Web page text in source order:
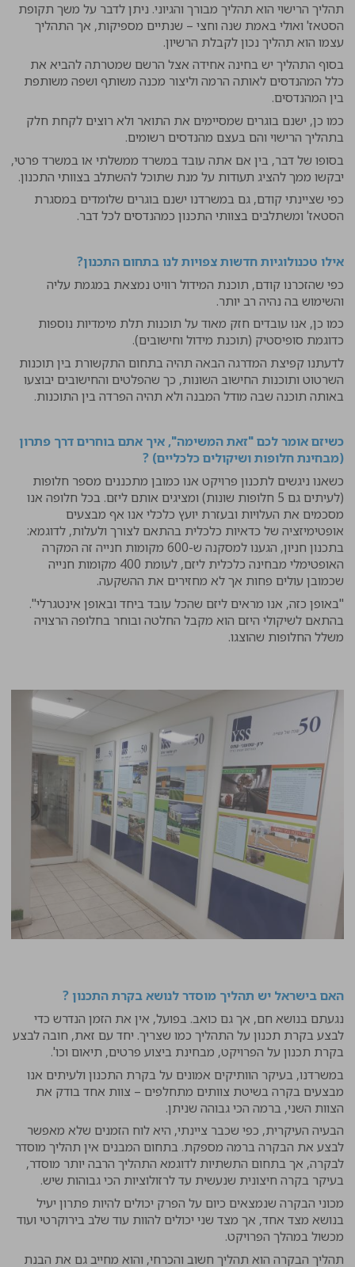
תהליך הרישוי הוא תהליך מבורך והגיוני. ניתן לדבר על משך תקופת
הסטאז' ואולי באמת שנה וחצי – שנתיים מספיקות, אך התהליך
עצמו הוא תהליך נכון לקבלת הרשיון.
בסוף התהליך יש בחינה אחידה אצל הרשם שמטרתה להביא את
כלל המהנדסים לאותה הרמה וליצור מכנה משותף ושפה משותפת
בין המהנדסים.
כמו כן, ישנם בוגרים שמסיימים את התואר ולא רוצים לקחת חלק
בתהליך הרישוי והם בעצם מהנדסים רשומים.
בסופו של דבר, בין אם אתה עובד במשרד ממשלתי או במשרד פרטי,
יבקשו ממך להציג תעודות על מנת שתוכל להשתלב בצוותי התכנון.
כפי שציינתי קודם, גם במשרדנו ישנם בוגרים שלומדים במסגרת
הסטאז' ומשתלבים בצוותי התכנון כמהנדסים לכל דבר.
אילו טכנולוגיות חדשות צפויות לנו בתחום התכנון?
כפי שהזכרנו קודם, תוכנת המידול רוויט נמצאת במגמת עליה
והשימוש בה נהיה רב יותר.
כמו כן, אנו עובדים חזק מאוד על תוכנות תלת מימדיות נוספות
כדוגמת סופיסטיק (תוכנת מידול וחישובים).
לדעתנו קפיצת המדרגה הבאה תהיה בתחום התקשורת בין תוכנות
השרטוט ותוכנות החישוב השונות, כך שהפלטים והחישובים יבוצעו
באותה תוכנה שבה מודל המבנה ולא תהיה הפרדה בין התוכנות.
כשיזם אומר לכם "זאת המשימה", איך אתם בוחרים דרך פתרון
(מבחינת חלופות ושיקולים כלכליים) ?
כשאנו ניגשים לתכנון פרויקט אנו כמובן מתכננים מספר חלופות
(לעיתים גם 5 חלופות שונות) ומציגים אותם ליזם. בכל חלופה אנו
מסכמים את העלויות ובעזרת יועץ כלכלי אנו אף מבצעים
אופטימיזציה של כדאיות כלכלית בהתאם לצורך ולעלות, לדוגמא:
בתכנון חניון, הגענו למסקנה ש-600 מקומות חנייה זה המקרה
האופטימלי מבחינה כלכלית ליזם, לעומת 400 מקומות חנייה
שכמובן עולים פחות אך לא מחזירים את ההשקעה.
"באופן כזה, אנו מראים ליזם שהכל עובד ביחד ובאופן אינטגרלי".
בהתאם לשיקולי היזם הוא מקבל החלטה ובוחר בחלופה הרצויה
משלל החלופות שהוצגו.
האם בישראל יש תהליך מוסדר לנושא בקרת התכנון ?
נגעתם בנושא חם, אך גם כואב. בפועל, אין את הזמן הנדרש כדי
לבצע בקרת תכנון על התהליך כמו שצריך. יחד עם זאת, חובה לבצע
בקרת תכנון על הפרויקט, מבחינת ביצוע פרטים, תיאום וכו'.
במשרדנו, בעיקר הוותיקים אמונים על בקרת התכנון ולעיתים אנו
מבצעים בקרה בשיטת צוותים מתחלפים – צוות אחד בודק את
הצוות השני, ברמה הכי גבוהה שניתן.
הבעיה העיקרית, כפי שכבר ציינתי, היא לוח הזמנים שלא מאפשר
לבצע את הבקרה ברמה מספקת. בתחום המבנים אין תהליך מוסדר
לבקרה, אך בתחום התשתיות לדוגמא התהליך הרבה יותר מוסדר,
בעיקר בקרה חיצונית שנעשית עד לרזולוציות הכי גבוהות שיש.
מכוני הבקרה שנמצאים כיום על הפרק יכולים להיות פתרון יעיל
בנושא מצד אחד, אך מצד שני יכולים להוות עוד שלב בירוקרטי ועוד
מכשול במהלך הפרויקט.
תהליך הבקרה הוא תהליך חשוב והכרחי, והוא מחייב גם את הבנת